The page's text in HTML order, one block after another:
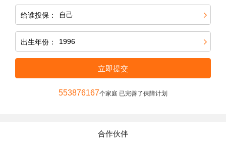
给谁投保：
出生年份：
立即提交
553876167个家庭 已完善了保障计划
合作伙伴